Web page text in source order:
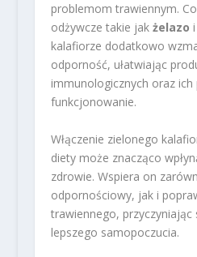
problemom trawiennym.
odżywcze takie jak żelazo i
kalafiorze dodatkowo
odporność, ułatwiając
immunologicznych oraz ich
funkcjonowanie.
Włączenie zielonego
diety może znacząco
zdrowie. Wspiera on
odpornościowy, jak i
trawiennego,
lepszego samopoczucia.